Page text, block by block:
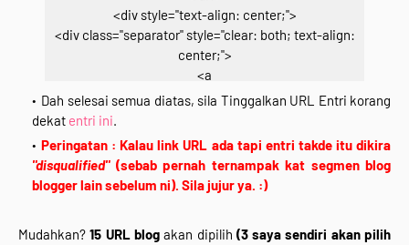
<div style="text-align: center;">
<div class="separator" style="clear: both; text-align:
center;">
<a
href="http://www.rafzantomomi.com/2015/02/segme
n-bloglist-blogwalking-rts15.html" target="_blank">
src="https://blogger.googleusercontent.com/img/b/R
29vZ2xl/AVvXsEgfb8STwhldHVTzTCWigsElGqc_PPVf1
L5qUXhS9j3KuPpvitzWd14rv6GnZ4hXUL_vSqUXDKrxK
86kYhhiM8cMtGDAblkOIKR3E/s1600/segmen.png"
Dah selesai semua diatas, sila Tinggalkan URL Entri korang
dekat entri ini.
Peringatan : Kalau link URL ada tapi entri takde itu dikira
"disqualified"(sebab pernah ternampak kat segmen blog
blogger lain sebelum ni). Sila jujur ya. :)
Mudahkan?15 URL blogakan dipilih (3 saya sendiri akan pilih